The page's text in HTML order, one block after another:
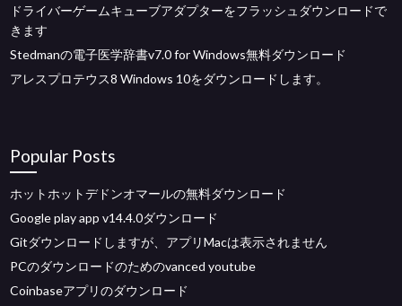
ドライバーゲームキューブアダプターをフラッシュダウンロードで
きます
Stedmanの電子医学辞書v7.0 for Windows無料ダウンロード
アレスプロテウス8 Windows 10をダウンロードします。
Popular Posts
ホットホットデドンオマールの無料ダウンロード
Google play app v14.4.0ダウンロード
Gitダウンロードしますが、アプリMacは表示されません
PCのダウンロードのためのvanced youtube
Coinbaseアプリのダウンロード